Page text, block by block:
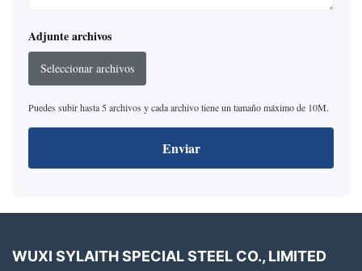
Adjunte archivos
Seleccionar archivos
Puedes subir hasta 5 archivos y cada archivo tiene un tamaño máximo de 10M.
Enviar
WUXI SYLAITH SPECIAL STEEL CO., LIMITED